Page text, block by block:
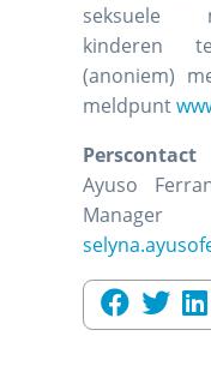
seksuele
kinderen
(anoniem)
meldpunt
Perscontact
Ayuso